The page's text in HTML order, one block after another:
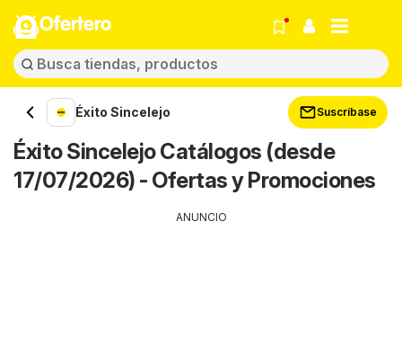
Ofertero
Éxito Sincelejo Suscríbase
Éxito Sincelejo Catálogos (desde
17/07/2026) - Ofertas y Promociones
ANUNCIO